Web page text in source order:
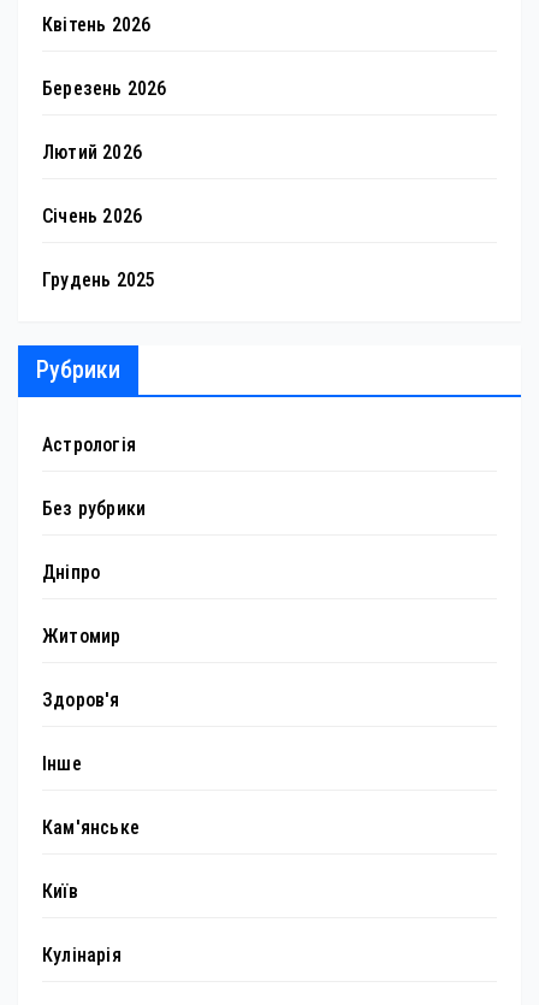
Квітень 2026
Березень 2026
Лютий 2026
Січень 2026
Грудень 2025
Рубрики
Астрологія
Без рубрики
Дніпро
Житомир
Здоров'я
Інше
Кам'янське
Київ
Кулінарія